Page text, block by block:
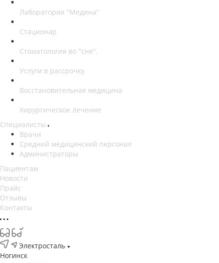
Лаборатория "Медина"
Стационар
Стоматология во "сне".
Услуги в рассрочку
Восстановительная медицина
Хирургическое лечение
Специалисты
Врачи
Средний медицинский персонал
Администраторы
Пациентам
Новости
Прайс
Отзывы
Контакты
Электросталь
Ногинск